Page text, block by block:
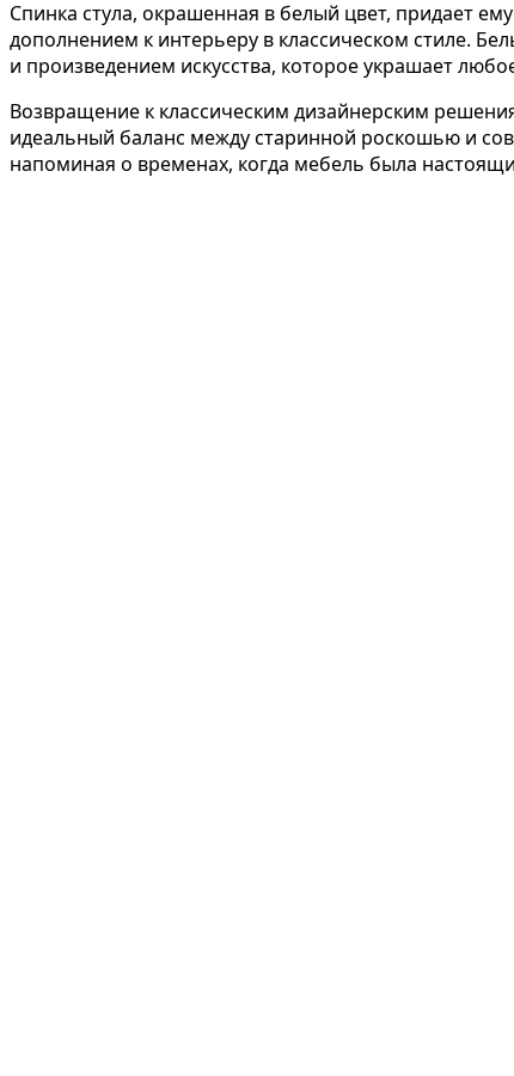
Спинка стула, окрашенная в белый цвет, придает
дополнением к интерьеру в классическом стиле.
и произведением искусства, которое украшает
Возвращение к классическим дизайнерским
идеальный баланс между старинной роскошью и
напоминая о временах, когда мебель была